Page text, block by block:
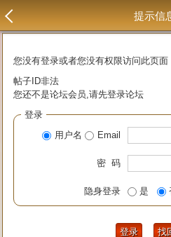
提示信
您没有登录或者您没有权限访问此页
帖子ID非法
您还不是论坛会员,请先登录论坛
登录
用户名
Email
密 码
隐身登录 是